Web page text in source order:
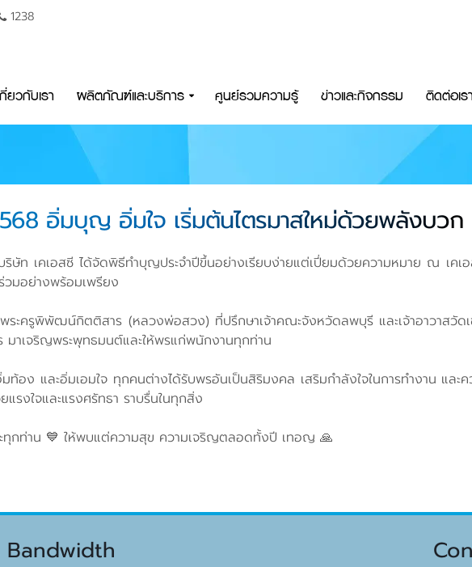
1238
ยวกับเรา ผลิตภัณฑ์และบริการ ศูนย์รวมความรู้ ข่าวและกิจกรรม ติดต่อเรา
อิ่มบุญ อิ่มใจ เริ่มต้นไตรมาสใหม่ด้วยพลังบวก
ท เคเอสซี ได้จัดพิธีทำบุญประจำปีขึ้นอย่างเรียบง่ายแต่เปี่ยมด้วยความหมาย ณ เคเ
วมอย่างพร้อมเพรียง
ระครูพิพัฒน์กิตติสาร (หลวงพ่อสวง) ที่ปรึกษาเจ้าคณะจังหวัดลพบุรี และเจ้าอาวาสวัด
าเจริญพระพุทธมนต์และให้พรแก่พนักงานทุกท่าน
อง และอิ่มเอมใจ ทุกคนต่างได้รับพรอันเป็นสิริมงคล เสริมกำลังใจในการทำงาน และ
งใจและแรงศรัทธา ราบรื่นในทุกสิ่ง
ทุกท่าน 💙 ให้พบแต่ความสุข ความเจริญตลอดทั้งปี เทอญ 🙏
Bandwidth